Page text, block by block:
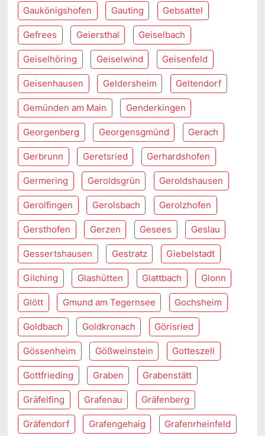
Gaukönigshofen Gauting Gebsattel
Gefrees Geiersthal Geiselbach
Geiselhöring Geiselwind Geisenfeld
Geisenhausen Geldersheim Geltendorf
Gemünden am Main Genderkingen
Georgenberg Georgensgmünd Gerach
Gerbrunn Geretsried Gerhardshofen
Germering Geroldsgrün Geroldshausen
Gerolfingen Gerolsbach Gerolzhofen
Gersthofen Gerzen Gesees Geslau
Gessertshausen Gestratz Giebelstadt
Gilching Glashütten Glattbach Glonn
Glött Gmund am Tegernsee Gochsheim
Goldbach Goldkronach Görisried
Gössenheim Gößweinstein Gotteszell
Gottfrieding Graben Grabenstätt
Gräfelfing Grafenau Gräfenberg
Gräfendorf Grafengehaig Grafenrheinfeld